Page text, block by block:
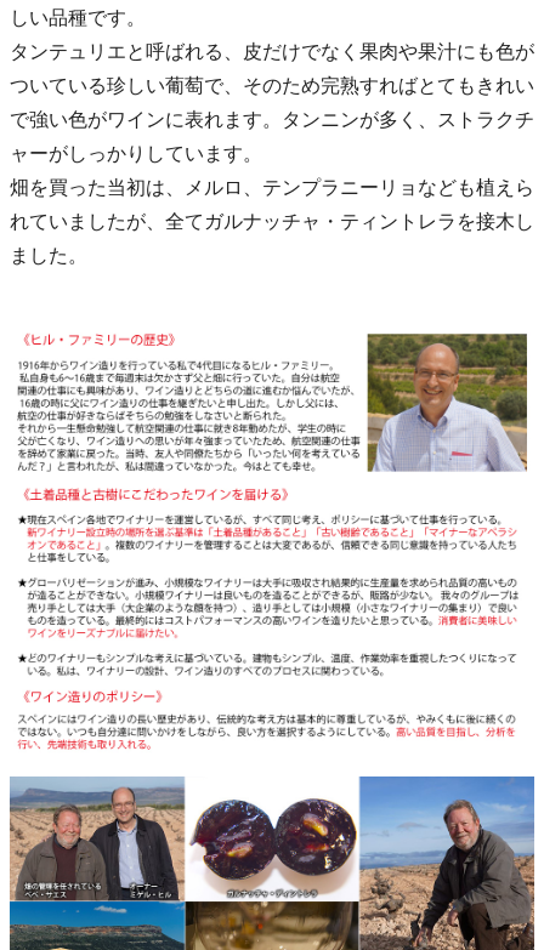
しい品種です。
タンテュリエと呼ばれる、皮だけでなく果肉や果汁にも色が
ついている珍しい葡萄で、そのため完熟すればとてもきれい
で強い色がワインに表れます。タンニンが多く、ストラクチ
ャーがしっかりしています。
畑を買った当初は、メルロ、テンプラニーリョなども植えら
れていましたが、全てガルナッチャ・ティントレラを接木し
ました。